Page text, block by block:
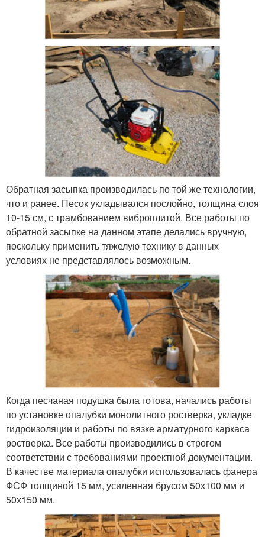
Обратная засыпка производилась по той же технологии,
что и ранее. Песок укладывался послойно, толщина слоя
10-15 см, с трамбованием виброплитой. Все работы по
обратной засыпке на данном этапе делались вручную,
поскольку применить тяжелую технику в данных
условиях не представлялось возможным.
Когда песчаная подушка была готова, начались работы
по установке опалубки монолитного ростверка, укладке
гидроизоляции и работы по вязке арматурного каркаса
ростверка. Все работы производились в строгом
соответствии с требованиями проектной документации.
В качестве материала опалубки использовалась фанера
ФСФ толщиной 15 мм, усиленная брусом 50х100 мм и
50х150 мм.